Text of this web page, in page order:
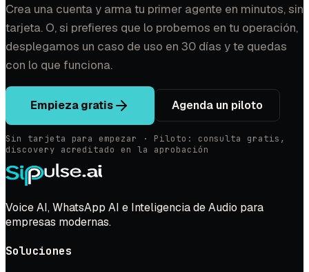
Crea una cuenta y arma tu primer agente en minutos, sin
tarjeta. O, si prefieres que lo probemos en tu operación,
desplegamos un caso de uso en 30 días y te quedas
con lo que funciona.
Empieza gratis Agenda un piloto
Sin tarjeta para empezar · Piloto: consulta gratis,
discovery acreditado en la aprobación
Voice AI, WhatsApp AI e Inteligencia de Audio para
empresas modernas.
Soluciones